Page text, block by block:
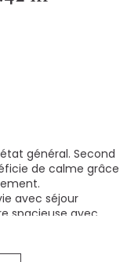
général. Second
de calme grâce
avec séjour
spacieuse avec
Lettres, des